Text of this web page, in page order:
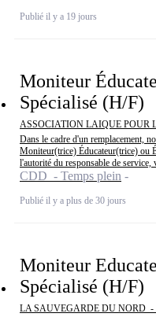
Publié il y a 19 jours
Moniteur
Spécialisé (H/F)
ASSOCIATION LAIQUE POUR
Dans le cadre d'un remplacement,
Moniteur(trice) Éducateur(trice) ou
l'autorité du responsable de service,
CDD - Temps plein
Publié il y a plus de 30 jours
Moniteur
Spécialisé (H/F)
LA SAUVEGARDE DU NORD -